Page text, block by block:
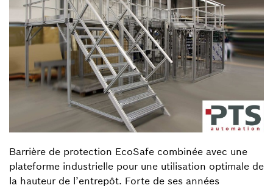
Barrière de protection EcoSafe combinée avec une
plateforme industrielle pour une utilisation optimale de
la hauteur de l’entrepôt. Forte de ses années